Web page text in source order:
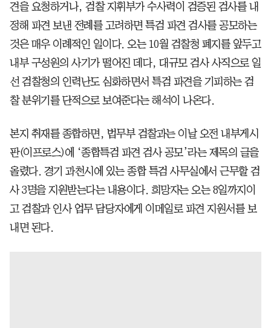
견을 요청하거나, 검찰 지휘부가 수사력이 검증된 검사를 내
정해 파견 보낸 전례를 고려하면 특검 파견 검사를 공모하는
것은 매우 이례적인 일이다. 오는 10월 검찰청 폐지를 앞두고
내부 구성원의 사기가 떨어진 데다, 대규모 검사 사직으로 일
선 검찰청의 인력난도 심화하면서 특검 파견을 기피하는 검
찰 분위기를 단적으로 보여준다는 해석이 나온다.
본지 취재를 종합하면, 법무부 검찰과는 이날 오전 내부게시
판(이프로스)에 ‘종합특검 파견 검사 공모’라는 제목의 글을
올렸다. 경기 과천시에 있는 종합 특검 사무실에서 근무할 검
사 3명을 지원받는다는 내용이다. 희망자는 오는 8일까지이
고 검찰과 인사 업무 담당자에게 이메일로 파견 지원서를 보
내면 된다.